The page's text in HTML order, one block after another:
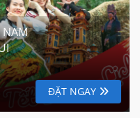
NAM
ĐẶT NGAY